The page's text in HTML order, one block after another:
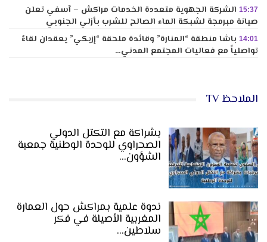
15:37 الشركة الجهوية متعددة الخدمات مراكش – آسفي تعلن
صيانة مبرمجة لشبكة الماء الصالح للشرب بأزلي الجنوبي
14:01 باشا منطقة “المنارة” وقائدة ملحقة “إزيكي” يعقدان لقاءً
تواصلياً مع فعاليات المجتمع المدني…
الملاحظ TV
بشراكة مع التكتل الدولي
الصحراوي للوحدة الوطنية جمعية
الشؤون…
ندوة علمية بمراكش حول العمارة
المغربية الأصيلة في فكر
سلاطين…